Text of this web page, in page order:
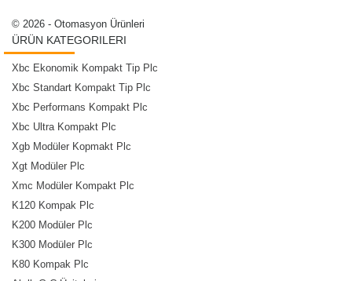
© 2026 - Otomasyon Ürünleri
ÜRÜN KATEGORILERI
Xbc Ekonomik Kompakt Tip Plc
Xbc Standart Kompakt Tip Plc
Xbc Performans Kompakt Plc
Xbc Ultra Kompakt Plc
Xgb Modüler Kopmakt Plc
Xgt Modüler Plc
Xmc Modüler Kompakt Plc
K120 Kompak Plc
K200 Modüler Plc
K300 Modüler Plc
K80 Kompak Plc